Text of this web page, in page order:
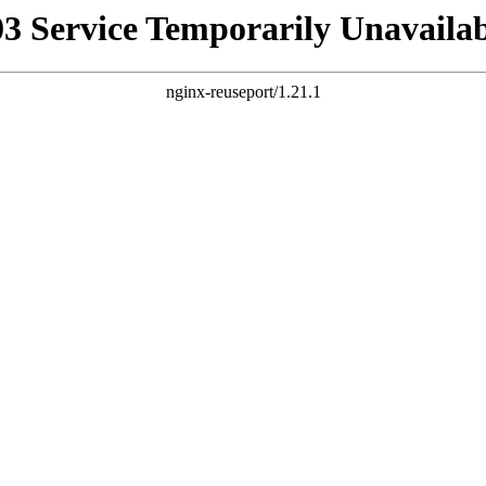
Service Temporarily
nginx-reuseport/1.21.1